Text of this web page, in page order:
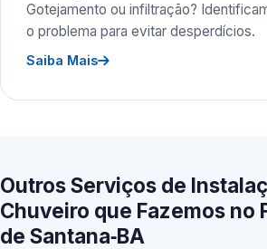
Gotejamento ou infiltração?
o problema para evitar desperdícios.
Saiba Mais
Outros Serviços de
Chuveiro que Fazemos no
de Santana‑BA